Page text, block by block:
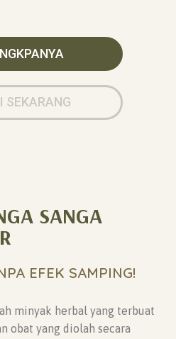
SEKARANG
SANGA
EFEK SAMPING!
minyak herbal yang terbuat
obat yang diolah secara